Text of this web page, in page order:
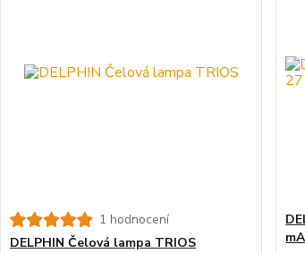
1 hodnocení
DELPHIN Čelová lampa TRIOS